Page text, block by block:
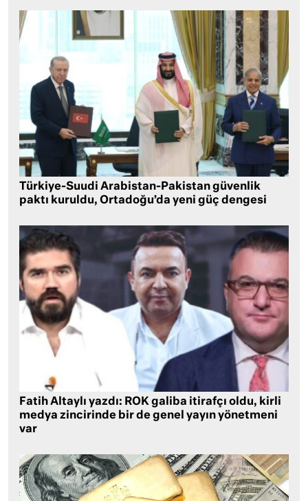
Türkiye-Suudi Arabistan-Pakistan güvenlik
paktı kuruldu, Ortadoğu’da yeni güç dengesi
Fatih Altaylı yazdı: ROK galiba itirafçı oldu, kirli
medya zincirinde bir de genel yayın yönetmeni
var